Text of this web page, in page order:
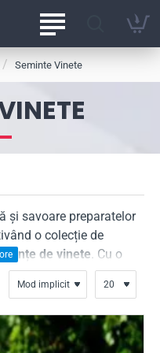
Seminte Vinete
și savoare preparatelor
o colecție de
de vinete. Cu o
și fructe cu o textură
este vedeta de neegalat
făcute cu drag în